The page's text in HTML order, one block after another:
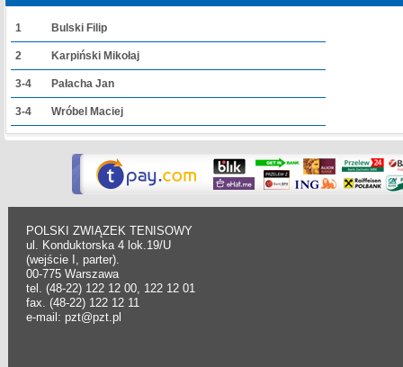
1 Bulski Filip
2 Karpiński Mikołaj
3-4 Pałacha Jan
3-4 Wróbel Maciej
POLSKI ZWIĄZEK TENISOWY
ul. Konduktorska 4 lok.19/U
(wejście I, parter).
00-775 Warszawa
tel. (48-22) 122 12 00, 122 12 01
fax. (48-22) 122 12 11
e-mail: pzt@pzt.pl